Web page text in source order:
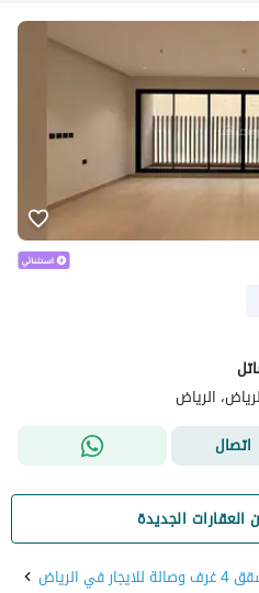
الرياض
اتصال
العقارات الجديدة
للايجار في الرياض